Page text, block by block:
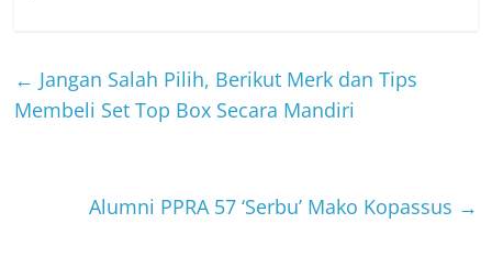
← Jangan Salah Pilih, Berikut Merk dan Tips
Membeli Set Top Box Secara Mandiri
Alumni PPRA 57 ‘Serbu’ Mako Kopassus →